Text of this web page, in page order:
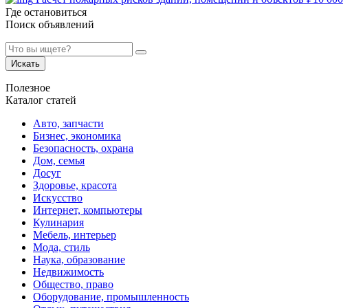
Где остановиться
Поиск объявлений
Искать
Полезное
Каталог статей
Авто, запчасти
Бизнес, экономика
Безопасность, охрана
Дом, семья
Досуг
Здоровье, красота
Искусство
Интернет, компьютеры
Кулинария
Мебель, интерьер
Мода, стиль
Наука, образование
Недвижимость
Общество, право
Оборудование, промышленность